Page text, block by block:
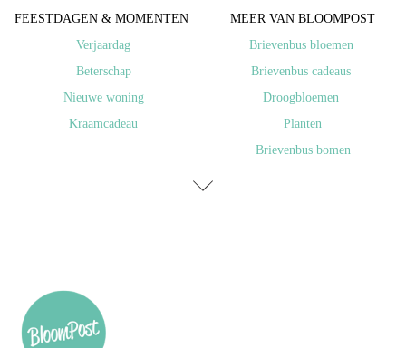
FEESTDAGEN & MOMENTEN ​
​Verjaardag
Beterschap
Nieuwe woning
Kraamcadeau
MEER VAN BLOOMPOST
Brievenbus bloemen
Brievenbus cadeaus
Droogbloemen
Planten
Brievenbus bomen